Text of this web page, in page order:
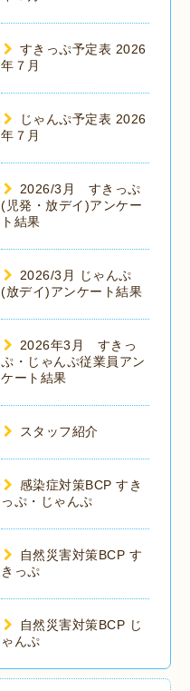
すきっぷ予定表 2026
年７月
じゃんぷ予定表 2026
年７月
2026/3月 すきっぷ
(児発・放デイ)アンケー
ト結果
2026/3月 じゃんぷ
(放デイ)アンケート結果
2026年3月 すきっ
ぷ・じゃんぷ従業員アン
ケート結果
スタッフ紹介
感染症対策BCP すき
っぷ・じゃんぷ
自然災害対策BCP す
きっぷ
自然災害対策BCP じ
ゃんぷ